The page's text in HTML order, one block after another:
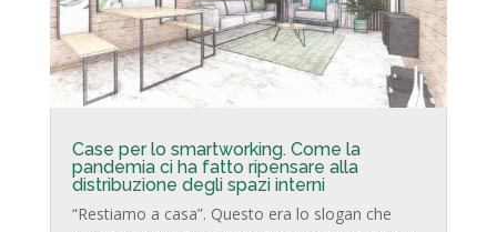
Case per lo smartworking. Come la
pandemia ci ha fatto ripensare alla
distribuzione degli spazi interni
“Restiamo a casa”. Questo era lo slogan che